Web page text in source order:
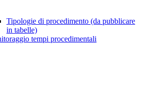
Tipologie di procedimento (da pubblicare
in tabelle)
tempi procedimentali